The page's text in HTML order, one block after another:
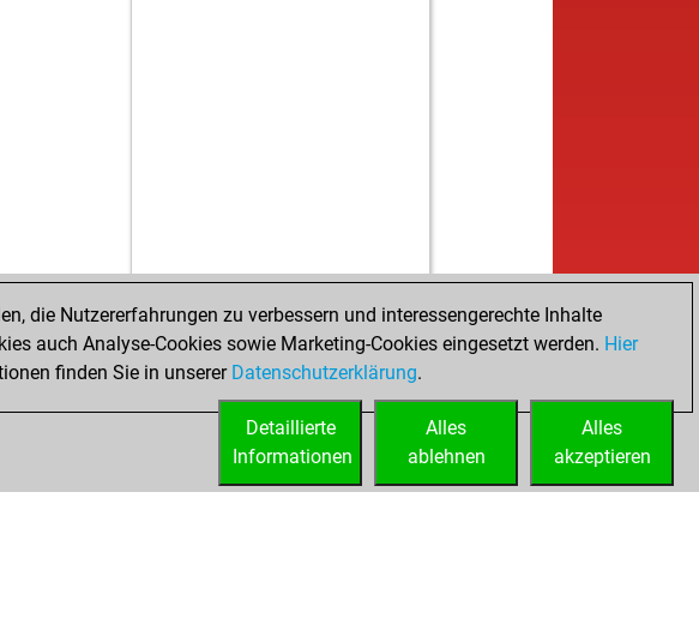
die Nutzererfahrungen zu verbessern und interessengerechte Inhalte
auch Analyse-Cookies sowie Marketing-Cookies eingesetzt werden. Hier
finden Sie in unserer Datenschutzerklärung.
Alles
akzeptieren
Alles
ablehnen
Detaillierte
Informationen